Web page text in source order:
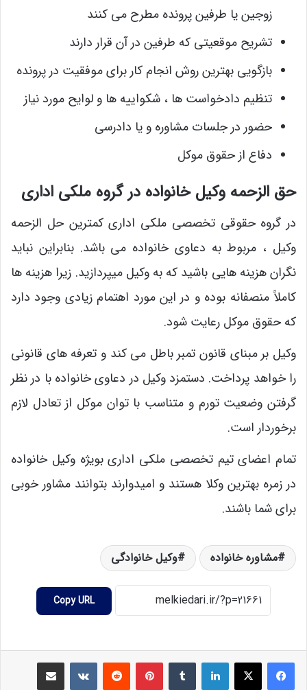
زوجین یا طرفین پرونده مطرح می کنند
تشریح موقعیتی که طرفین در آن قرار دارند
بازگویی بهترین روش انجام کار برای موفقیت در پرونده
تنظیم دادخواست ها ، شکواییه ها و لوایح مورد نیاز
حضور در جلسات مشاوره و یا دادرسی
دفاع از حقوق موکل
حق الزحمه وکیل خانواده در گروه ملکی اداری
در گروه حقوقی تخصصی ملکی اداری کمترین حل الزحمه
وکیل ، مربوط به دعاوی خانواده می باشد. بنابراین نباید
نگران هزینه هایی باشید که به وکیل میپردازید. زیرا هزینه ها
کاملاً منصفانه بوده و در این مورد اهتمام زیادی وجود دارد
که حقوق موکل رعایت شود.
وکیل بر مبنای قانون تمبر باطل می کند و تعرفه های قانونی
را خواهد پرداخت. دستمزد وکیل در دعاوی خانواده با در نظر
گرفتن وضعیت تورم و متناسب با توان موکل از تعادل لازم
برخوردار است.
تمام اعضای تیم تخصصی ملکی اداری بویژه وکیل خانواده
در زمره بهترین وکلا هستند و امیدوارند بتوانند مشاور خوبی
برای شما باشند.
مشاوره خانواده وکیل خانوادگی
Copy URL